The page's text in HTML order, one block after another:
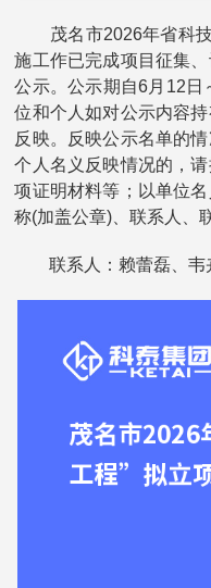
茂名市2026年省科技
施工作已完成项目征集
公示。公示期自6月12日
位和个人如对公示内容
反映。反映公示名单的
个人名义反映情况的，
项证明材料等；以单位
称(加盖公章)、联系人、
联系人：赖蕾磊、韦